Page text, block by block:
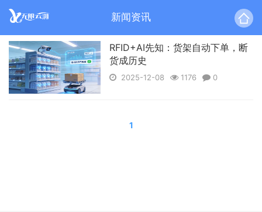
新闻资讯
RFID+AI先知：货架自动下单，断
货成历史
2025-12-08 1176 0
1